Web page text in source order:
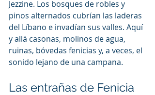
Jezzine. Los bosques de robles y
pinos alternados cubrían las laderas
del Líbano e invadían sus valles. Aquí
y allá casonas, molinos de agua,
ruinas, bóvedas fenicias y, a veces, el
sonido lejano de una campana.
Las entrañas de Fenicia